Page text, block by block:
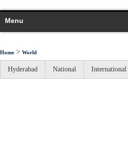
Menu
Home > World
Hyderabad National International